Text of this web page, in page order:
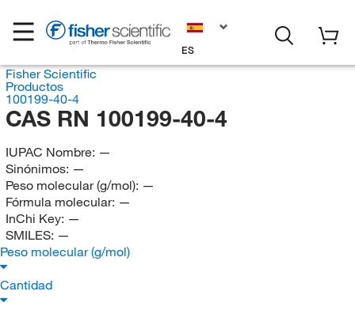
ES
Fisher Scientific
Productos
100199-40-4
CAS RN 100199-40-4
IUPAC Nombre: —
Sinónimos: —
Peso molecular (g/mol): —
Fórmula molecular: —
InChi Key: —
SMILES: —
Peso molecular (g/mol)
Cantidad